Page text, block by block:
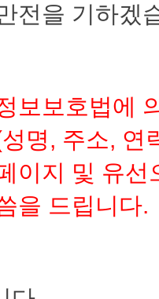
전을 기하겠
보보호법에
성명, 주소, 연
이지 및 유
을 드립니다.